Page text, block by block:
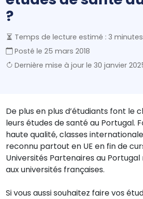
?
Temps de lecture estimé : 3 minutes
Posté le 25 mars 2018
Dernière mise à jour le 30 janvier
De plus en plus d’étudiants font le
leurs études de santé au Portugal.
haute qualité, classes
reconnu partout en UE en fin de
Universités Partenaires au Portugal
aux universités françaises.
Si vous aussi souhaitez faire vos